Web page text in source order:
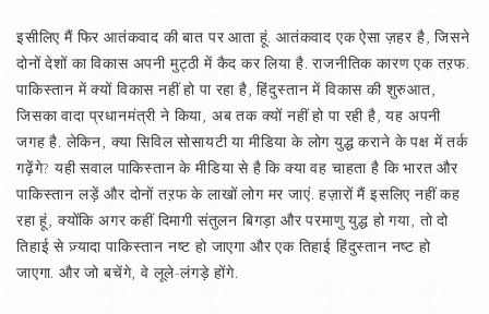
इसीलिए मैं फिर आतंकवाद की बात पर आता हूं. आतंकवाद एक ऐसा ज़हर है, जिसने
दोनों देशों का विकास अपनी मुट्ठी में कैद कर लिया है. राजनीतिक कारण एक तऱफ.
पाकिस्तान में क्यों विकास नहीं हो पा रहा है, हिंदुस्तान में विकास की शुरुआत,
जिसका वादा प्रधानमंत्री ने किया, अब तक क्यों नहीं हो पा रही है, यह अपनी
जगह है. लेकिन, क्या सिविल सोसायटी या मीडिया के लोग युद्ध कराने के पक्ष में तर्क
गढ़ेंगे? यही सवाल पाकिस्तान के मीडिया से है कि क्या वह चाहता है कि भारत और
पाकिस्तान लड़ें और दोनों तऱफ के लाखों लोग मर जाएं. हज़ारों मैं इसलिए नहीं कह
रहा हूं, क्योंकि अगर कहीं दिमागी संतुलन बिगड़ा और परमाणु युद्ध हो गया, तो दो
तिहाई से ज़्यादा पाकिस्तान नष्ट हो जाएगा और एक तिहाई हिंदुस्तान नष्ट हो
जाएगा. और जो बचेंगे, वे लूले-लंगड़े होंगे.